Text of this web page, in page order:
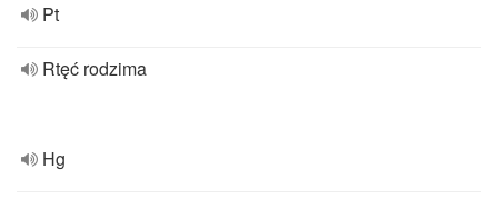
Pt
Rtęć rodzima
Hg